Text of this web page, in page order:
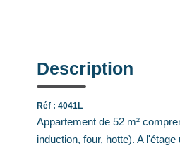
Description
Réf : 4041L
Appartement de 52 m²
induction, four, hotte). A